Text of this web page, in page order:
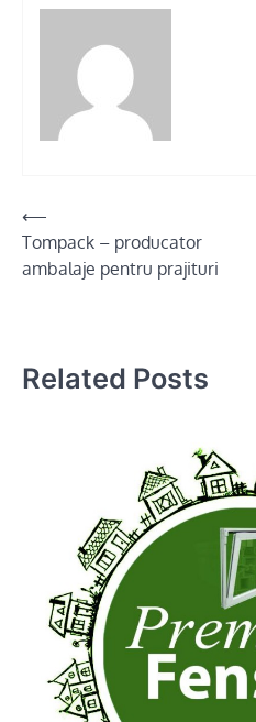
Post
navigation
⟵
Tompack – producator
ambalaje pentru prajituri
Related Posts